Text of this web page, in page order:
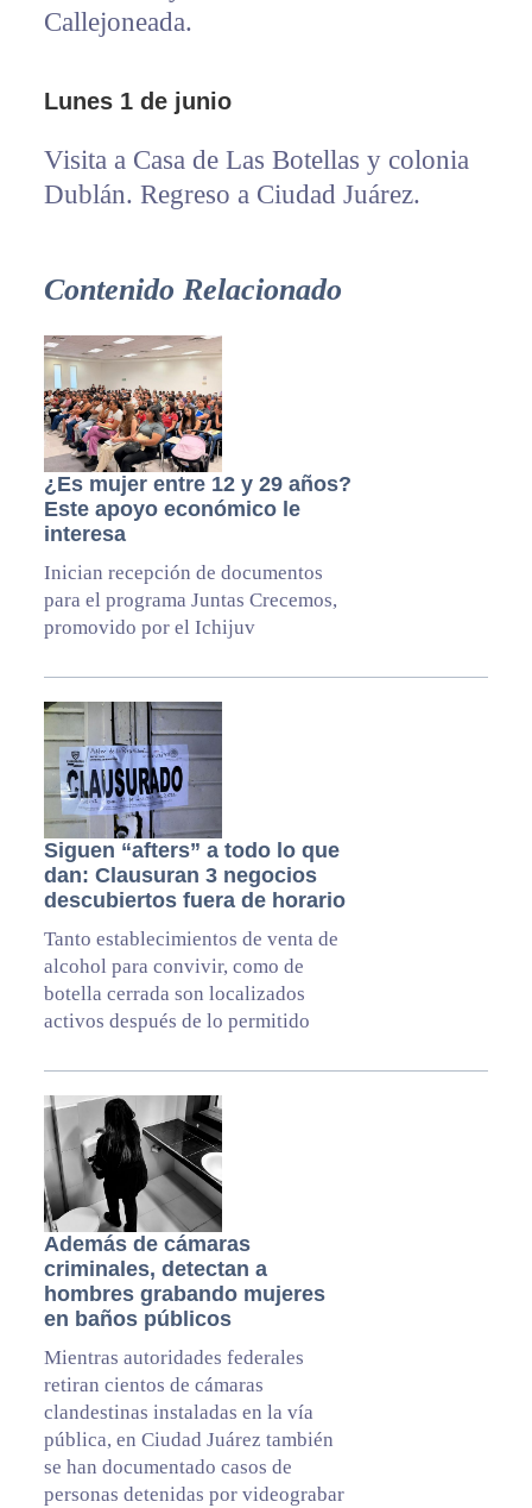
Callejoneada.
Lunes 1 de junio
Visita a Casa de Las Botellas y colonia
Dublán. Regreso a Ciudad Juárez.
Contenido Relacionado
¿Es mujer entre 12 y 29 años?
Este apoyo económico le
interesa
Inician recepción de documentos
para el programa Juntas Crecemos,
promovido por el Ichijuv
Siguen “afters” a todo lo que
dan: Clausuran 3 negocios
descubiertos fuera de horario
Tanto establecimientos de venta de
alcohol para convivir, como de
botella cerrada son localizados
activos después de lo permitido
Además de cámaras
criminales, detectan a
hombres grabando mujeres
en baños públicos
Mientras autoridades federales
retiran cientos de cámaras
clandestinas instaladas en la vía
pública, en Ciudad Juárez también
se han documentado casos de
personas detenidas por videograbar